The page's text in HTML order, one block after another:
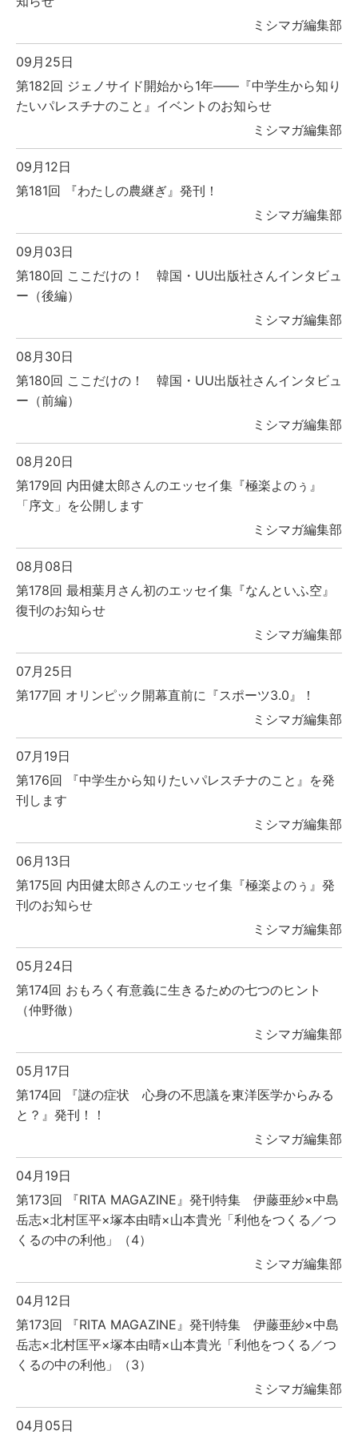
ミシマガ編集部
09月25日
第182回 ジェノサイド開始から1年――『中学生から知り
たいパレスチナのこと』イベントのお知らせ
ミシマガ編集部
09月12日
第181回 『わたしの農継ぎ』発刊！
ミシマガ編集部
09月03日
第180回 ここだけの！ 韓国・UU出版社さんインタビュ
ー（後編）
ミシマガ編集部
08月30日
第180回 ここだけの！ 韓国・UU出版社さんインタビュ
ー（前編）
ミシマガ編集部
08月20日
第179回 内田健太郎さんのエッセイ集『極楽よのぅ』
「序文」を公開します
ミシマガ編集部
08月08日
第178回 最相葉月さん初のエッセイ集『なんといふ空』
復刊のお知らせ
ミシマガ編集部
07月25日
第177回 オリンピック開幕直前に『スポーツ3.0』！
ミシマガ編集部
07月19日
第176回 『中学生から知りたいパレスチナのこと』を発
刊します
ミシマガ編集部
06月13日
第175回 内田健太郎さんのエッセイ集『極楽よのぅ』発
刊のお知らせ
ミシマガ編集部
05月24日
第174回 おもろく有意義に生きるための七つのヒント
（仲野徹）
ミシマガ編集部
05月17日
第174回 『謎の症状 心身の不思議を東洋医学からみる
と？』発刊！！
ミシマガ編集部
04月19日
第173回 『RITA MAGAZINE』発刊特集 伊藤亜紗×中島
岳志×北村匡平×塚本由晴×山本貴光「利他をつくる／つ
くるの中の利他」（4）
ミシマガ編集部
04月12日
第173回 『RITA MAGAZINE』発刊特集 伊藤亜紗×中島
岳志×北村匡平×塚本由晴×山本貴光「利他をつくる／つ
くるの中の利他」（3）
ミシマガ編集部
04月05日